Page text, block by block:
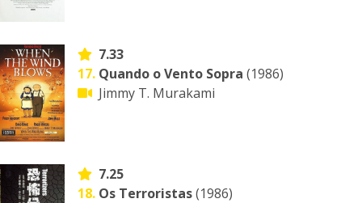
7.33
17. Quando o Vento Sopra (1986)
Jimmy T. Murakami
7.25
18. Os Terroristas(1986)